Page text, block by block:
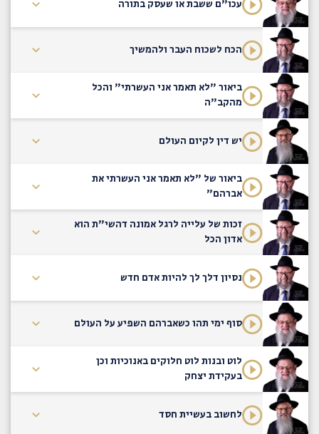
עכו"ם ששבת או שעסק בתורה
הכח לשכוח העבר ולהמשיך
ביאור "לא תאמר אני העשרתי" והכל
מהקב"ה
יש דין לקיום העולם
ביאור של "לא תאמר אני העשרתי את
אברהם"
זכות של עלייה לרגל אמונה דהשי"ת הוא
אדון הכל
נסיון דלך לך להיות אדם חדש
סוף ימי תהו כשאברהם השפיע על העולם
לוט ובנות לוט חלוקים באנוכיות וכן
בעקידת יצחק
לחשוב בעשיית חסד